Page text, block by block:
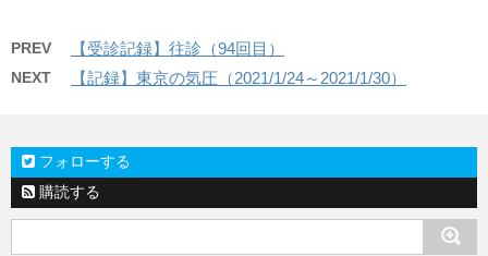
PREV 【受診記録】往診（94回目）
NEXT 【記録】東京の気圧（2021/1/24～2021/1/30）
フォローする
購読する